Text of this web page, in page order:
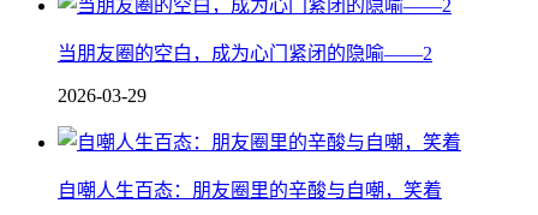
当朋友圈的空白，成为心门紧闭的隐喻——2
2026-03-29
自嘲人生百态：朋友圈里的辛酸与自嘲，笑着